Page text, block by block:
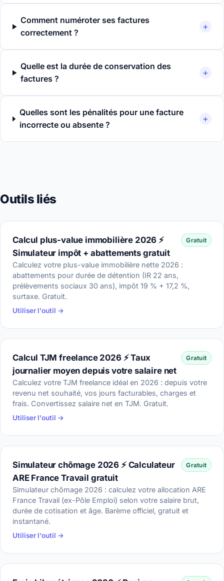
Comment numéroter ses factures
correctement ?
+
Quelle est la durée de conservation des
factures ?
+
Quelles sont les pénalités pour une facture
incorrecte ou absente ?
+
Outils liés
Calcul plus-value immobilière 2026 ⚡
Simulateur impôt + abattements gratuit
Gratuit
Calculez votre plus-value immobilière nette 2026 :
abattements pour durée de détention (IR 22 ans,
prélèvements sociaux 30 ans), impôt 19 % + 17,2 %,
surtaxe. Gratuit.
Utiliser l'outil →
Calcul TJM freelance 2026 ⚡ Taux
journalier moyen depuis votre salaire net
Gratuit
Calculez votre TJM freelance idéal en 2026 : depuis votre
revenu net souhaité, vos jours facturables, charges et
frais. Convertissez salaire net en TJM. Gratuit.
Utiliser l'outil →
Simulateur chômage 2026 ⚡ Calculateur
ARE France Travail gratuit
Gratuit
Simulateur chômage 2026 : calculez votre allocation ARE
France Travail (ex-Pôle Emploi) selon votre salaire brut,
durée de cotisation et âge. Barème officiel, gratuit et
instantané.
Utiliser l'outil →